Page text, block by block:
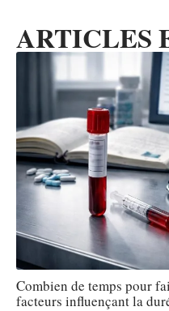
ARTICLES
Combien de temps pour
facteurs influençant la